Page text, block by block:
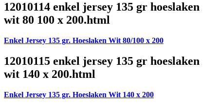
12010114 enkel jersey 135 gr hoeslaken
wit 80 100 x 200.html
Enkel Jersey 135 gr. Hoeslaken Wit 80/100 x 200
12010115 enkel jersey 135 gr hoeslaken
wit 140 x 200.html
Enkel Jersey 135 gr. Hoeslaken Wit 140 x 200